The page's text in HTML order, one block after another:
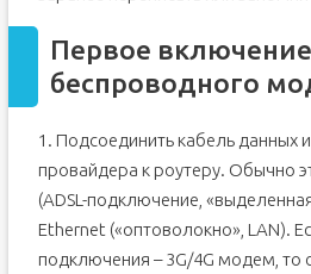
Прошивка
Выводы
Распаковка и установка
Настройка параметров роутера
Настройка подключения к
Что делать, если отсутствует
Как обновить прошивку на
Первое включение
беспроводного
1. Подсоединить кабель данных
провайдера к роутеру. Обычно
(ADSL-подключение,
Ethernet («оптоволокно», LAN).
подключения – 3G/4G модем, то